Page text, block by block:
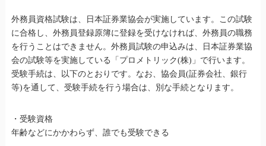
外務員資格試験は、日本証券業協会が実施しています。この試験
に合格し、外務員登録原簿に登録を受けなければ、外務員の職務
を行うことはできません。外務員試験の申込みは、日本証券業協
会の試験等を実施している「プロメトリック(株)」で行います。
受験手続は、以下のとおりです。なお、協会員(証券会社、銀行
等)を通して、受験手続を行う場合は、別な手続となります。
・受験資格
年齢などにかかわらず、誰でも受験できる